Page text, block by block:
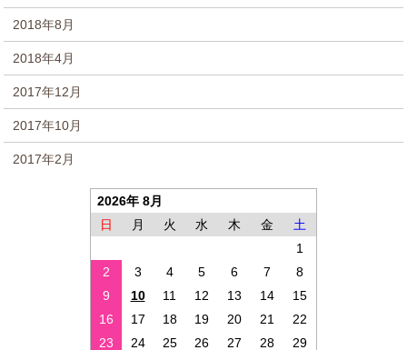
2018年8月
2018年4月
2017年12月
2017年10月
2017年2月
2026年 8月
日
月 火 水 木 金
土
1
2
3 4 5 6 7
8
9
10 11 12 13 14
15
16
17 18 19 20 21
22
23
24 25 26 27 28
29